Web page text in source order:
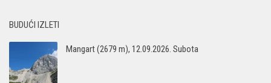
BUDUĆI IZLETI
Mangart (2679 m), 12.09.2026. Subota